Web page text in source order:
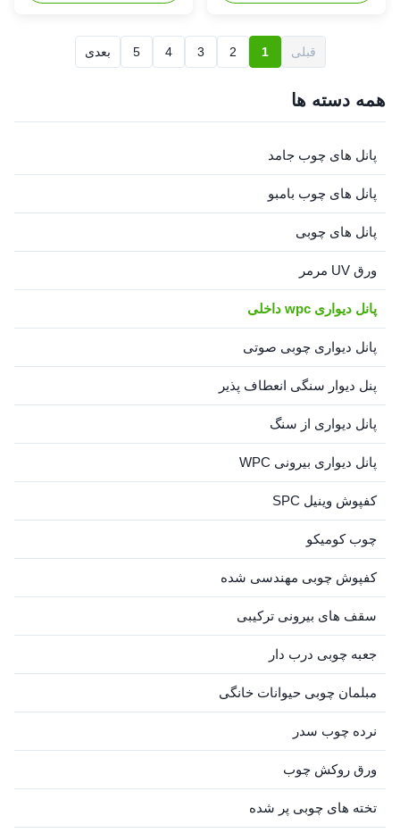
WALL PANEL The company's
exported to the world, and the
quality and service are of high
series products such as
interior ...
material for decoration, This
of customer scenario and
requirements It can be applied
قبلی 1
2
3
4
5 بعدی
همه دسته ها
پانل های چوب جامد
پانل های چوب بامبو
پانل های چوبی
ورق UV مرمر
پانل دیواری wpc داخلی
پانل دیواری چوبی صوتی
پنل دیوار سنگی انعطاف پذیر
پانل دیواری از سنگ
پانل دیواری بیرونی WPC
کفپوش وینیل SPC
چوب کومیکو
کفپوش چوبی مهندسی شده
سقف های بیرونی ترکیبی
جعبه چوبی درب دار
مبلمان چوبی حیوانات خانگی
نرده چوب سدر
ورق روکش چوب
تخته های چوبی پر شده